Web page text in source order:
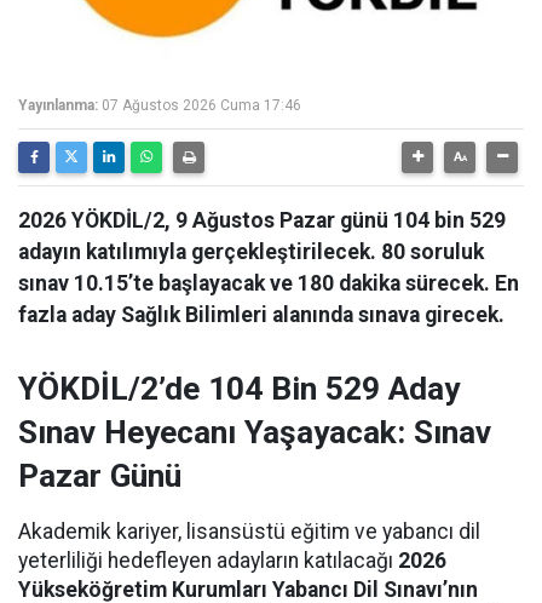
Yayınlanma: 07 Ağustos 2026 Cuma 17:46
2026 YÖKDİL/2, 9 Ağustos Pazar günü 104 bin 529
adayın katılımıyla gerçekleştirilecek. 80 soruluk
sınav 10.15’te başlayacak ve 180 dakika sürecek. En
fazla aday Sağlık Bilimleri alanında sınava girecek.
YÖKDİL/2’de 104 Bin 529 Aday
Sınav Heyecanı Yaşayacak: Sınav
Pazar Günü
Akademik kariyer, lisansüstü eğitim ve yabancı dil
yeterliliği hedefleyen adayların katılacağı 2026
Yükseköğretim Kurumları Yabancı Dil Sınavı’nın